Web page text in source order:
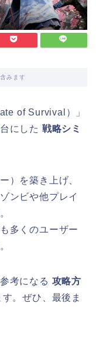
みます
of Survival）」
にした 戦略シミ
）を築き上げ、
ンビや他プレイ
多くのユーザー
考になる 攻略方
。ぜひ、最後ま